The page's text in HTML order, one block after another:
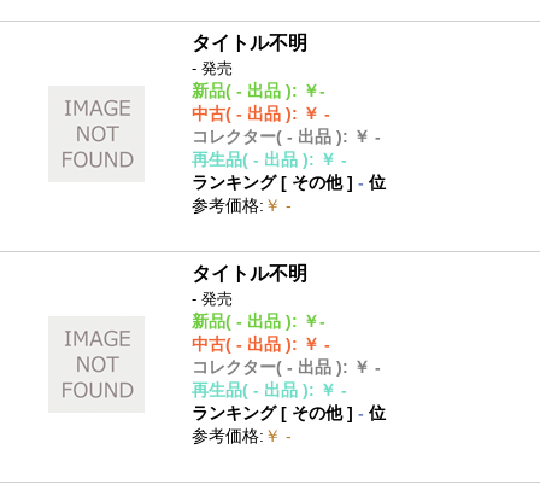
タイトル不明
- 発売
新品( - 出品 ): ￥-
中古( - 出品 ): ￥ -
コレクター( - 出品 ): ￥ -
再生品( - 出品 ): ￥ -
ランキング [ その他]- 位
参考価格: ￥ -
タイトル不明
- 発売
新品( - 出品 ): ￥-
中古( - 出品 ): ￥ -
コレクター( - 出品 ): ￥ -
再生品( - 出品 ): ￥ -
ランキング [ その他]- 位
参考価格: ￥ -